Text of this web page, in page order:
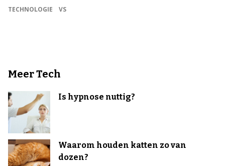
TECHNOLOGIE
VS
Meer Tech
Is hypnose nuttig?
Waarom houden katten zo van
dozen?